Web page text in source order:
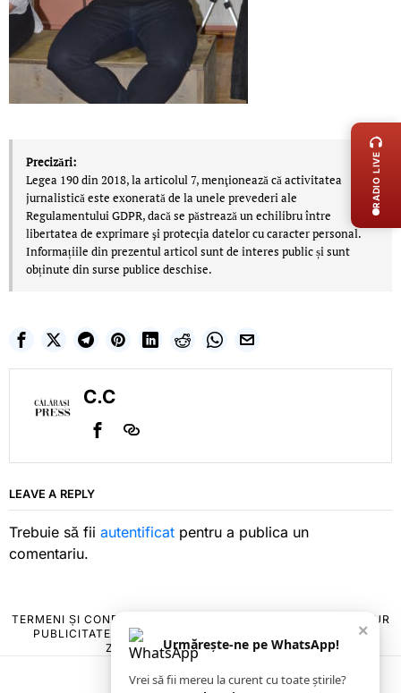
Precizări:
Legea 190 din 2018, la articolul 7, menţionează că activitatea
jurnalistică este exonerată de la unele prevederi ale
Regulamentului GDPR, dacă se păstrează un echilibru între
libertatea de exprimare şi protecţia datelor cu caracter personal.
Informațiile din prezentul articol sunt de interes public și sunt
obținute din surse publice deschise.
C.C
LEAVE A REPLY
Trebuie să fii autentificat pentru a publica un
comentariu.
TERMENI ȘI CONDIȚII
POLITICA DE ANULARE & RETUR
PUBLICITATE ONLINE & TIPĂRITĂ
CONTACT
ZIARUL ANUNȚUL CĂLĂRĂȘEAN
×
Urmărește-ne pe WhatsApp!
Vrei să fii mereu la curent cu toate știrile?
RADIO LIVE